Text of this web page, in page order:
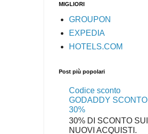
MIGLIORI
GROUPON
EXPEDIA
HOTELS.COM
Post più popolari
Codice sconto
GODADDY SCONTO
30%
30% DI SCONTO SUI
NUOVI ACQUISTI.